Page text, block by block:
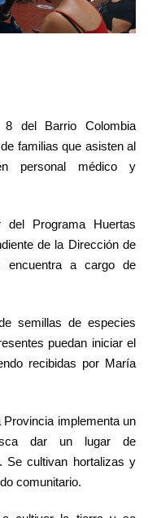
del Barrio Colombia
familias que asisten al
personal médico y
Programa Huertas
de la Dirección de
encuentra a cargo de
semillas de especies
puedan iniciar el
recibidas por María
implementa un
dar un lugar de
Se cultivan hortalizas y
comunitario.